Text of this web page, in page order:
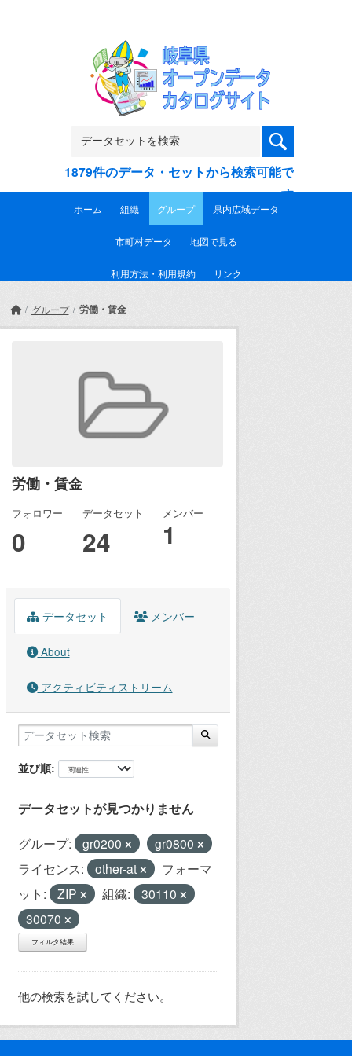
1879件のデータ・セットから検索可能で
す
ホーム 組織 グループ 県内広域データ
市町村データ 地図で見る
利用方法・利用規約 リンク
グループ 労働・賃金
労働・賃金
フォロワー
0
データセット
24
メンバー
1
データセット メンバー
About
アクティビティストリーム
並び順
データセットが見つかりません
グループ: gr0200
gr0800
ライセンス:
other-at
フォーマ
ット:
ZIP 組織:
30110
30070
フィルタ結果
他の検索を試してください。